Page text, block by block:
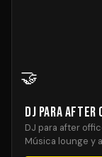
🤝
DJ para After
DJ para after
Música lounge y